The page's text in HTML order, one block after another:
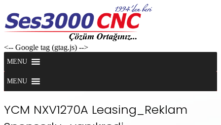
to
content
<-- Google tag (gtag.js) -->
MENU
MENU
YCM NXV1270A Leasing_Reklam